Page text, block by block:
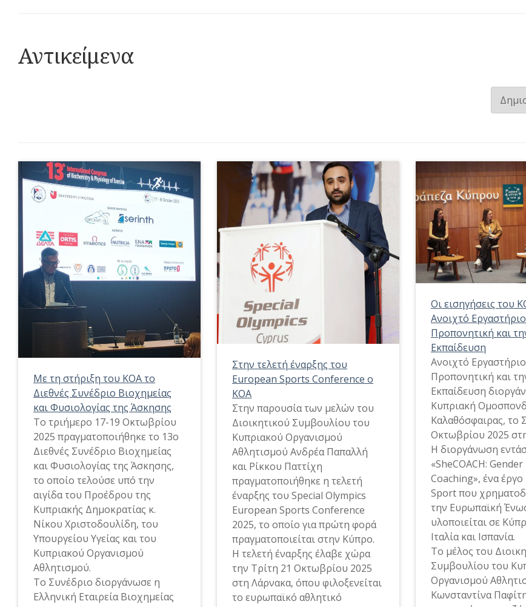
Αντικείμενα
Με τη στήριξη του ΚΟΑ το
Διεθνές Συνέδριο Βιοχημείας
και Φυσιολογίας της Άσκησης
Το τριήμερο 17-19 Οκτωβρίου
2025 πραγματοποιήθηκε το 13ο
Διεθνές Συνέδριο Βιοχημείας
και Φυσιολογίας της Άσκησης,
το οποίο τελούσε υπό την
αιγίδα του Προέδρου της
Κυπριακής Δημοκρατίας κ.
Νίκου Χριστοδουλίδη, του
Υπουργείου Υγείας και του
Κυπριακού Οργανισμού
Αθλητισμού.
Το Συνέδριο διοργάνωσε η
Ελληνική Εταιρεία Βιοχημείας
Στην τελετή έναρξης του
European Sports Conference ο
ΚΟΑ
Στην παρουσία των μελών του
Διοικητικού Συμβουλίου του
Κυπριακού Οργανισμού
Αθλητισμού Ανδρέα Παπαλλή
και Ρίκκου Παττίχη
πραγματοποιήθηκε η τελετή
έναρξης του Special Olympics
European Sports Conference
2025, το οποίο για πρώτη φορά
πραγματοποιείται στην Κύπρο.
Η τελετή έναρξης έλαβε χώρα
την Τρίτη 21 Οκτωβρίου 2025
στη Λάρνακα, όπου φιλοξενείται
το ευρωπαϊκό αθλητικό
Οι εισηγήσεις του
Ανοιχτό
Προπονητική και
Εκπαίδευση
Ανοιχτό
Προπονητική και
Εκπαίδευση
Κυπριακή
Καλαθόσφαιρας, το
Οκτωβρίου 2025
Η διοργάνωση
«SheCOACH:
Coaching», ένα
Sport που
την Ευρωπαϊκή
υλοποιείται σε
Ιταλία και Ισπανία.
Το μέλος του
Συμβουλίου του
Οργανισμού
Κωνσταντίνα